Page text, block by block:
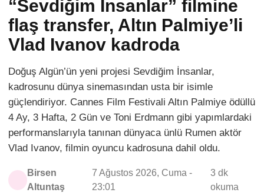
“Sevdiğim İnsanlar” filmine
flaş transfer, Altın Palmiye’li
Vlad Ivanov kadroda
Doğuş Algün’ün yeni projesi Sevdiğim İnsanlar,
kadrosunu dünya sinemasından usta bir isimle
güçlendiriyor. Cannes Film Festivali Altın Palmiye ödüllü
4 Ay, 3 Hafta, 2 Gün ve Toni Erdmann gibi yapımlardaki
performanslarıyla tanınan dünyaca ünlü Rumen aktör
Vlad Ivanov, filmin oyuncu kadrosuna dahil oldu.
Birsen
Altuntaş
7 Ağustos 2026, Cuma -
23:01
3 dk
okuma